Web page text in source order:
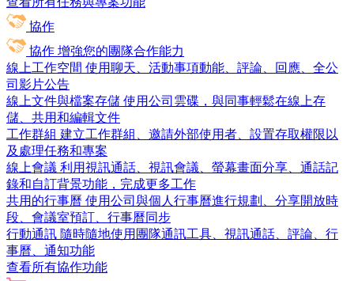
協作
協作 增強您的團隊合作能力
線上工作空間 使用聊天、活動事項動能、評論、回應、全公
司影片公告
線上文件與檔案存儲 使用公司雲碟，與同事輕鬆在線上存
儲、共用和編輯文件
工作群組 建立工作群組、邀請外部使用者、設置存取權限以
及處理任務和專案
線上會議 利用視訊通話、視訊會議、螢幕畫面分享、通話記
錄和自訂背景功能，完成更多工作
共用的行事曆 使用公司與個人行事曆進行規劃、分享開放時
段、會議室預訂、行事曆同步
行動通訊 隨時隨地使用團隊通訊工具、視訊通話、評論、行
事曆、通知功能
查看所有協作功能